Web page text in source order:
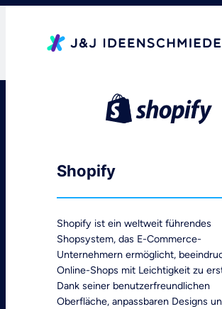
Shopify
Shopify ist ein weltweit führendes
Shopsystem, das E-Commerce-
Unternehmern ermöglicht,
Online-Shops mit Leichtigkeit zu
Dank seiner benutzerfreundlichen
Oberfläche, anpassbaren Designs